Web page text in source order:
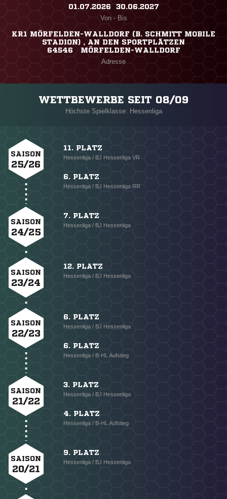
01.07.2026 ​ 30.06.2027
Von - Bis
KR1 MÖRFELDEN-WALLDORF (B. SCHMITT MOBILE
STADION) , AN DEN SPORTPLÄTZEN
64546 MÖRFELDEN-WALLDORF
Adresse
WETTBEWERBE SEIT 08/09
Höchste Spielklasse: Hessenliga
SAISON
25/26
11. PLATZ
Hessenliga / BJ Hessenliga VR
6. PLATZ
Hessenliga / BJ Hessenliga RR
SAISON
24/25
7. PLATZ
Hessenliga / BJ Hessenliga
SAISON
23/24
12. PLATZ
Hessenliga / BJ Hessenliga
SAISON
22/23
6. PLATZ
Hessenliga / BJ Hessenliga
6. PLATZ
Hessenliga / B-HL Aufstieg
SAISON
21/22
3. PLATZ
Hessenliga / BJ Hessenliga
4. PLATZ
Hessenliga / B-HL Aufstieg
SAISON
20/21
9. PLATZ
Hessenliga / BJ Hessenliga